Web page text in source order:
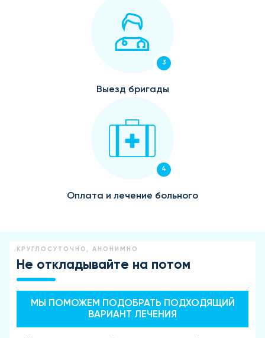
3
Выезд бригады
4
Оплата и лечение больного
КРУГЛОСУТОЧНО, АНОНИМНО
Не откладывайте на потом
МЫ ПОМОЖЕМ ПОДОБРАТЬ ПОДХОДЯЩИЙ
ВАРИАНТ ЛЕЧЕНИЯ